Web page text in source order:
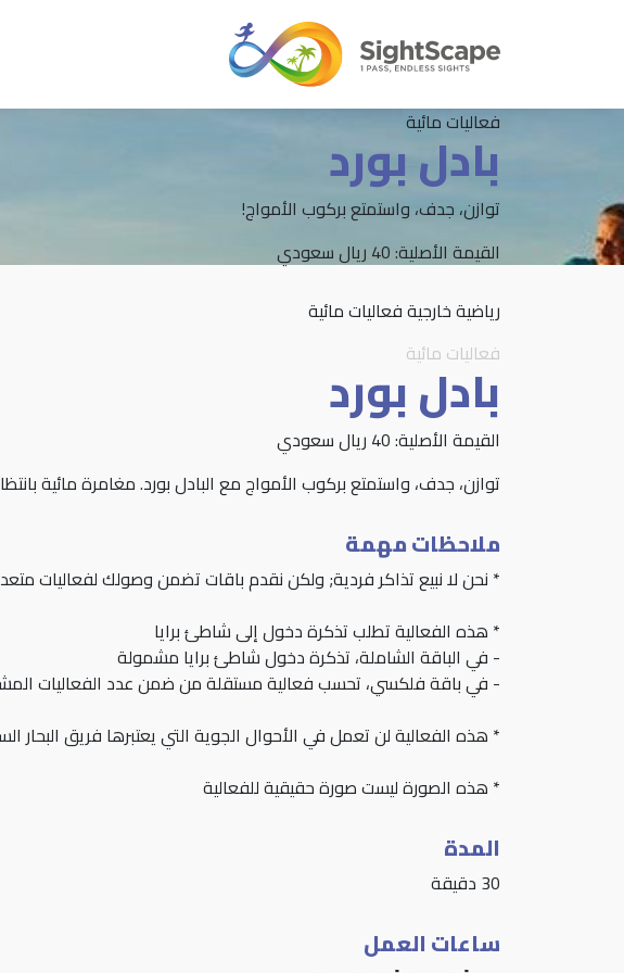
فعاليات مائية
بادل بورد
توازن، جدف، واستمتع بركوب الأمواج!
القيمة الأصلية: 40 ريال سعودي
رياضيةخارجيةفعاليات مائية
فعاليات مائية
بادل بورد
القيمة الأصلية: 40 ريال سعودي
توازن، جدف، واستمتع بركوب الأمواج مع البادل بورد. مغامرة مائية
ملاحظات مهمة
* نحن لا نبيع تذاكر فردية; ولكن نقدم باقات تضمن وصولك لفعاليات متعددة، مع توفير حتى 57%
* هذه الفعالية تطلب تذكرة دخول إلى شاطئ برايا
- في الباقة الشاملة، تذكرة دخول شاطئ برايا مشمولة
- في باقة فلكسي، تحسب فعالية مستقلة من ضمن عدد الفعاليات
* هذه الفعالية لن تعمل في الأحوال الجوية التي يعتبرها فريق البحار
* هذه الصورة ليست صورة حقيقية للفعالية
المدة
30 دقيقة
ساعات العمل